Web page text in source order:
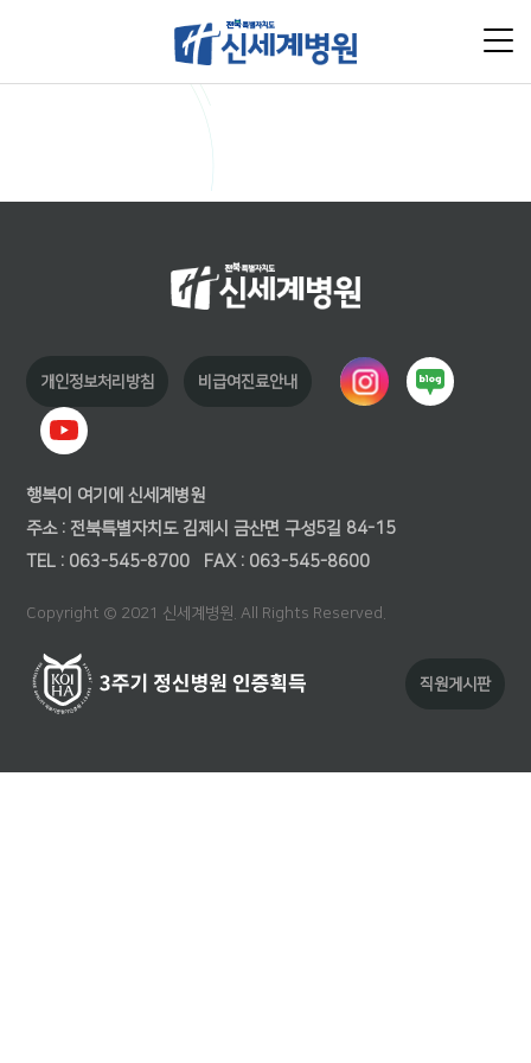
개인정보처리방침 비급여진료안내
행복이 여기에 신세계병원
주소 : 전북특별자치도 김제시 금산면 구성5길 84-15
TEL : 063-545-8700
FAX : 063-545-8600
Copyright © 2021 신세계병원. All Rights Reserved.
직원게시판